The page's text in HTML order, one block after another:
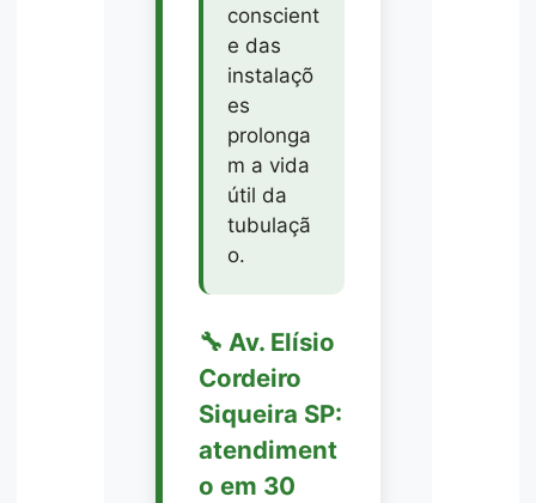
conscient
e das
instalaçõ
es
prolonga
m a vida
útil da
tubulaçã
o.
🔧 Av. Elísio
Cordeiro
Siqueira SP:
atendiment
o em 30